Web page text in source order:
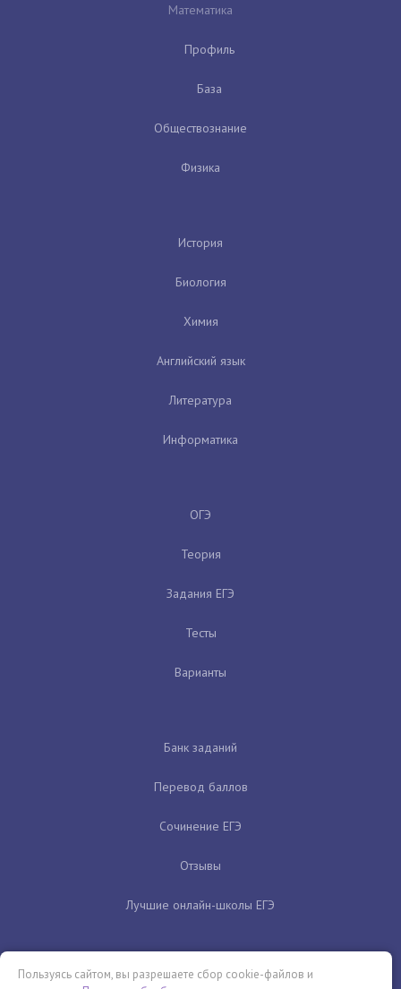
Математика
Профиль
База
Обществознание
Физика
История
Биология
Химия
Английский язык
Литература
Информатика
ОГЭ
Теория
Задания ЕГЭ
Тесты
Варианты
Банк заданий
Перевод баллов
Сочинение ЕГЭ
Отзывы
Лучшие онлайн-школы ЕГЭ
Пользуясь сайтом, вы разрешаете сбор cookie-файлов и